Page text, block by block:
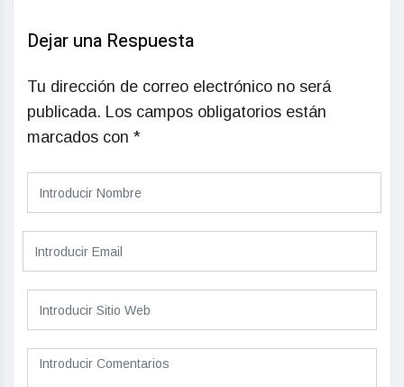
Dejar una Respuesta
Tu dirección de correo electrónico no será
publicada. Los campos obligatorios están
marcados con *